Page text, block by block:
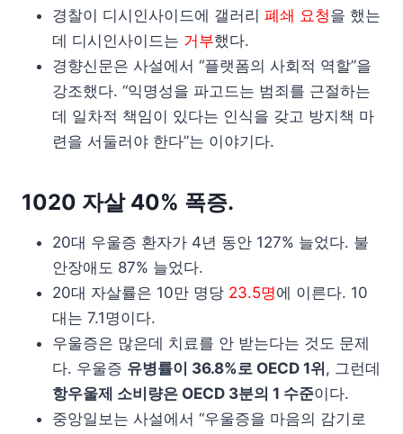
경찰이 디시인사이드에 갤러리 폐쇄 요청을 했는
데 디시인사이드는 거부했다.
경향신문은 사설에서 “플랫폼의 사회적 역할”을
강조했다. “익명성을 파고드는 범죄를 근절하는
데 일차적 책임이 있다는 인식을 갖고 방지책 마
련을 서둘러야 한다”는 이야기다.
1020 자살 40% 폭증.
20대 우울증 환자가 4년 동안 127% 늘었다. 불
안장애도 87% 늘었다.
20대 자살률은 10만 명당 23.5명에 이른다. 10
대는 7.1명이다.
우울증은 많은데 치료를 안 받는다는 것도 문제
다. 우울증 유병률이 36.8%로 OECD 1위 , 그런데
항우울제 소비량은 OECD 3분의 1 수준이다.
중앙일보는 사설에서 “우울증을 마음의 감기로